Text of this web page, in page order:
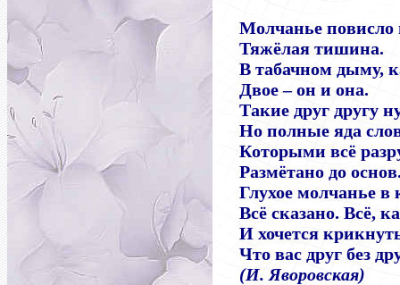
Молчанье повисло
Тяжёлая тишина.
В табачном дыму,
Двое–он и она.
Такие друг другу
Но полные яда
Которыми всё
Размётано до
Глухое молчанье в
Всё сказано. Всё,
И хочется
Что вас друг без
(И. Яворовская)